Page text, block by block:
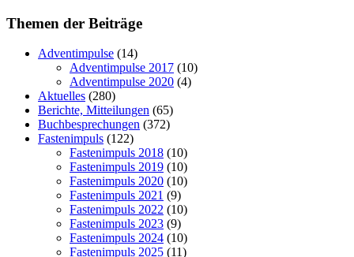
Themen der Beiträge
Adventimpulse (14)
Adventimpulse 2017 (10)
Adventimpulse 2020 (4)
Aktuelles (280)
Berichte, Mitteilungen (65)
Buchbesprechungen (372)
Fastenimpuls (122)
Fastenimpuls 2018 (10)
Fastenimpuls 2019 (10)
Fastenimpuls 2020 (10)
Fastenimpuls 2021 (9)
Fastenimpuls 2022 (10)
Fastenimpuls 2023 (9)
Fastenimpuls 2024 (10)
Fastenimpuls 2025 (11)